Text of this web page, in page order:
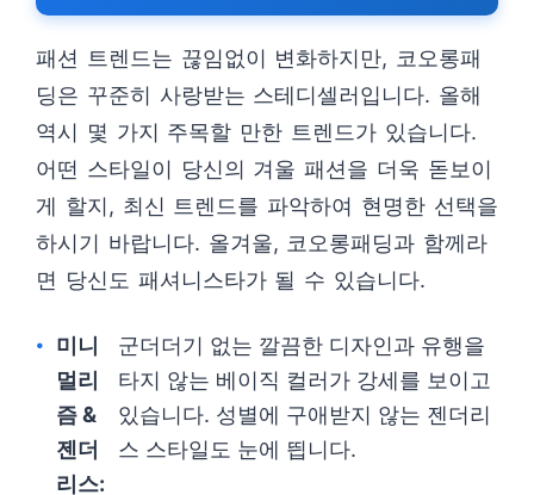
패션 트렌드는 끊임없이 변화하지만, 코오롱패
딩은 꾸준히 사랑받는 스테디셀러입니다. 올해
역시 몇 가지 주목할 만한 트렌드가 있습니다.
어떤 스타일이 당신의 겨울 패션을 더욱 돋보이
게 할지, 최신 트렌드를 파악하여 현명한 선택을
하시기 바랍니다. 올겨울, 코오롱패딩과 함께라
면 당신도 패셔니스타가 될 수 있습니다.
미니
멀리
즘 &
젠더
리스:
군더더기 없는 깔끔한 디자인과 유행을
타지 않는 베이직 컬러가 강세를 보이고
있습니다. 성별에 구애받지 않는 젠더리
스 스타일도 눈에 띕니다.